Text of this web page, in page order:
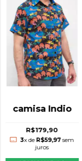
camisa Indio
R$179,90
3x de R$59,97sem
juros